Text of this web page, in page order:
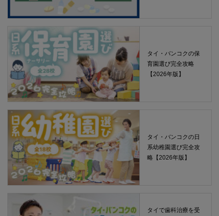
タイ・バンコクの保
育園選び完全攻略
【2026年版】
タイ・バンコクの日
系幼稚園選び完全攻
略【2026年版】
タイで歯科治療を受